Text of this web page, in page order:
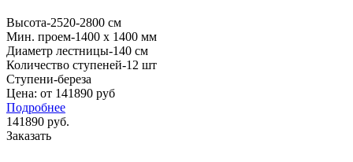
Высота-2520-2800 см
Мин. проем-1400 x 1400 мм
Диаметр лестницы-140 см
Количество ступеней-12 шт
Ступени-береза
Цена: от 141890 руб
Подробнее
141890 руб.
Заказать